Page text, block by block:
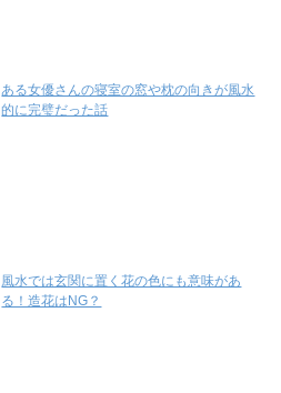
ある女優さんの寝室の窓や枕の向きが風水
的に完璧だった話
風水では玄関に置く花の色にも意味があ
る！造花はNG？